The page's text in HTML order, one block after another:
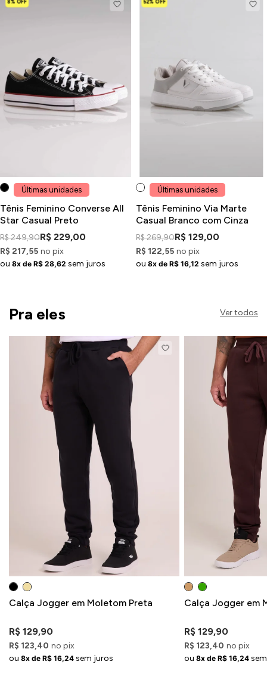
8% OFF
Últimas unidades
Tênis Feminino Converse All
Star Casual Preto
R$ 249,90R$ 229,00
R$ 217,55 no pix
ou 8x de R$ 28,62 sem juros
52% OFF
Últimas unidades
Tênis Feminino Via Marte
Casual Branco com Cinza
R$ 269,90R$ 129,00
R$ 122,55 no pix
ou 8x de R$ 16,12 sem juros
Pra eles Ver todos
Calça Jogger em Moletom Preta
R$ 129,90
R$ 123,40 no pix
ou 8x de R$ 16,24 sem juros
Calça Jogger em
R$ 129,90
R$ 123,40 no pix
ou 8x de R$ 16,24